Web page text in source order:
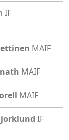
IF
MAIF
MAIF
MAIF
IF